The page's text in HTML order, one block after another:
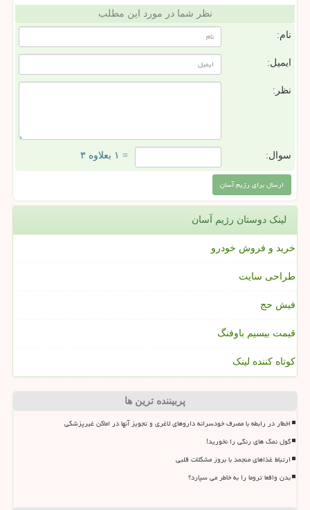
نظر شما در مورد این مطلب
نام:
ایمیل:
نظر:
سوال: = ۱ بعلاوه ۳
لینک دوستان رژیم آسان
خرید و فروش خودرو
طراحی سایت
فیش حج
قیمت بیسیم باوفنگ
کوتاه کننده لینک
پربیننده ترین ها
اخطار در رابطه با مصرف خودسرانه داروهای لاغری و تجویز آنها در اماکن غیرپزشکی
گول نمک های رنگی را نخورید!
ارتباط غذاهای منجمد با بروز مشکلات قلبی
بدن واقعا تروما را به خاطر می سپارد؟